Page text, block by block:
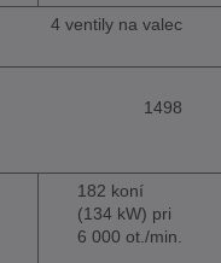
4 ventily na valec
1498
182 koní
(134 kW) pri
6 000 ot./min.